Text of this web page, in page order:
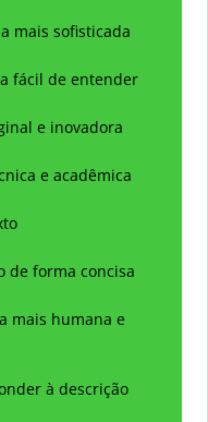
mais sofisticada
fácil de entender
e inovadora
e acadêmica
de forma concisa
mais humana e
à descrição